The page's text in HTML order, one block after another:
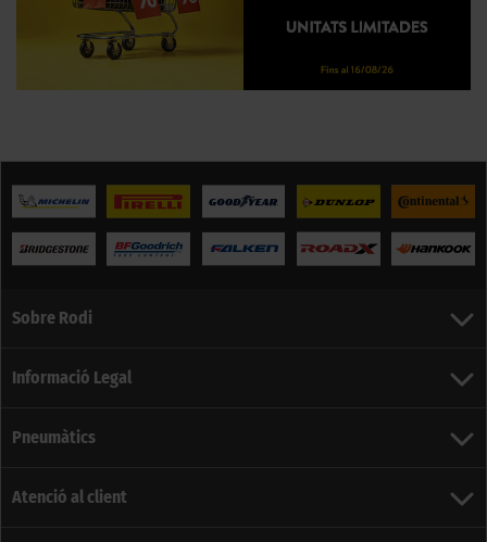
Sobre Rodi
Informació Legal
Pneumàtics
Atenció al client